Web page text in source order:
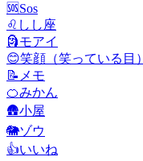
🆘Sos
♌ しし座
🗿モアイ
😊笑顔（笑っている目）
📝 メモ
🍊みかん
🛖小屋
🐘ゾウ
👍いいね